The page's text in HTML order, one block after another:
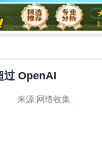
OpenAI
来源:网络收集